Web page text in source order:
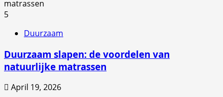
5
Duurzaam
Duurzaam slapen: de voordelen van
natuurlijke matrassen
April 19, 2026